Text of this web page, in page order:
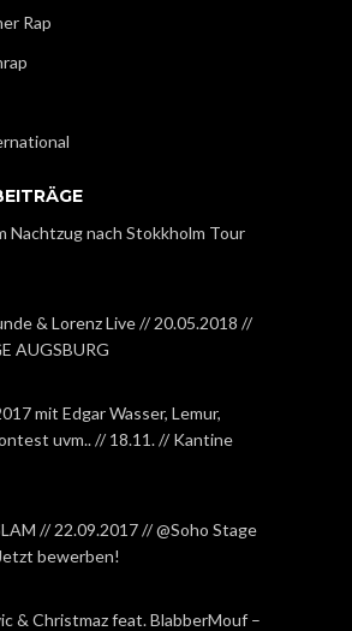
Rap
Nachtzug nach Stokkholm Tour
& Lorenz Live // 20.05.2018 //
AUGSBURG
mit Edgar Wasser, Lemur,
uvm.. // 18.11. // Kantine
// 22.09.2017 // @Soho Stage
bewerben!
& Christmaz feat. BlabberMouf –